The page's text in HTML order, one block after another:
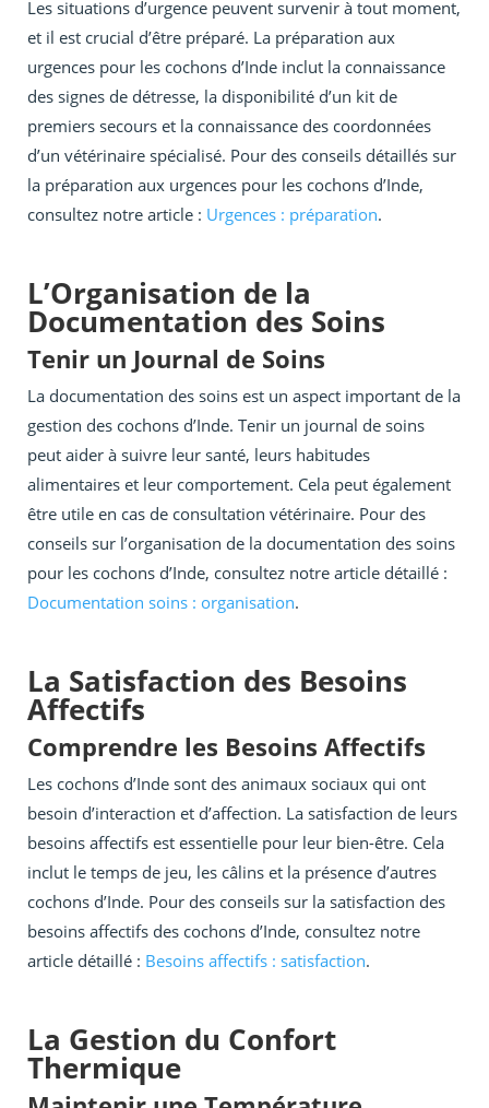
Les situations d’urgence peuvent survenir à tout moment,
et il est crucial d’être préparé. La préparation aux
urgences pour les cochons d’Inde inclut la connaissance
des signes de détresse, la disponibilité d’un kit de
premiers secours et la connaissance des coordonnées
d’un vétérinaire spécialisé. Pour des conseils détaillés sur
la préparation aux urgences pour les cochons d’Inde,
consultez notre article : Urgences : préparation.
L’Organisation de la
Documentation des Soins
Tenir un Journal de Soins
La documentation des soins est un aspect important de la
gestion des cochons d’Inde. Tenir un journal de soins
peut aider à suivre leur santé, leurs habitudes
alimentaires et leur comportement. Cela peut également
être utile en cas de consultation vétérinaire. Pour des
conseils sur l’organisation de la documentation des soins
pour les cochons d’Inde, consultez notre article détaillé :
Documentation soins : organisation.
La Satisfaction des Besoins
Affectifs
Comprendre les Besoins Affectifs
Les cochons d’Inde sont des animaux sociaux qui ont
besoin d’interaction et d’affection. La satisfaction de leurs
besoins affectifs est essentielle pour leur bien-être. Cela
inclut le temps de jeu, les câlins et la présence d’autres
cochons d’Inde. Pour des conseils sur la satisfaction des
besoins affectifs des cochons d’Inde, consultez notre
article détaillé : Besoins affectifs : satisfaction.
La Gestion du Confort
Thermique